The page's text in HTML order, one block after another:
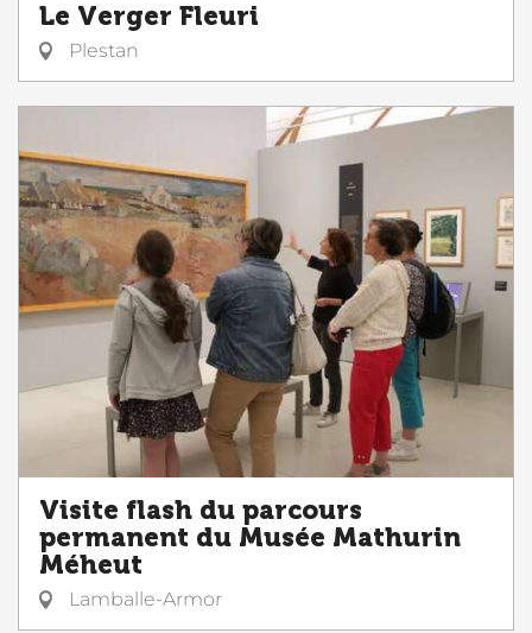
Le Verger Fleuri
Plestan
Visite flash du parcours
permanent du Musée Mathurin
Méheut
Lamballe-Armor